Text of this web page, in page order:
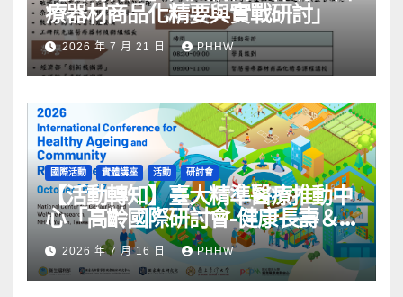
療器材商品化精要與實戰研討」
2026 年 7 月 21 日 PHHW
國際活動 實體講座 活動 研討會
【活動轉知】臺大精準醫療推動中
心「高齡國際研討會-健康長壽＆
社區韌性」
2026 年 7 月 16 日 PHHW